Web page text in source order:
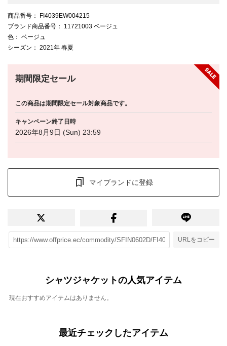
商品番号 ： FI4039EW004215
ブランド商品番号 ： 11721003 ベージュ
色 ： ベージュ
シーズン ： 2021年 春夏
期間限定セール
この商品は期間限定セール対象商品です。
キャンペーン終了日時
2026年8月9日 (Sun) 23:59
マイブランドに登録
URLをコピー
シャツジャケットの人気アイテム
現在おすすめアイテムはありません。
最近チェックしたアイテム